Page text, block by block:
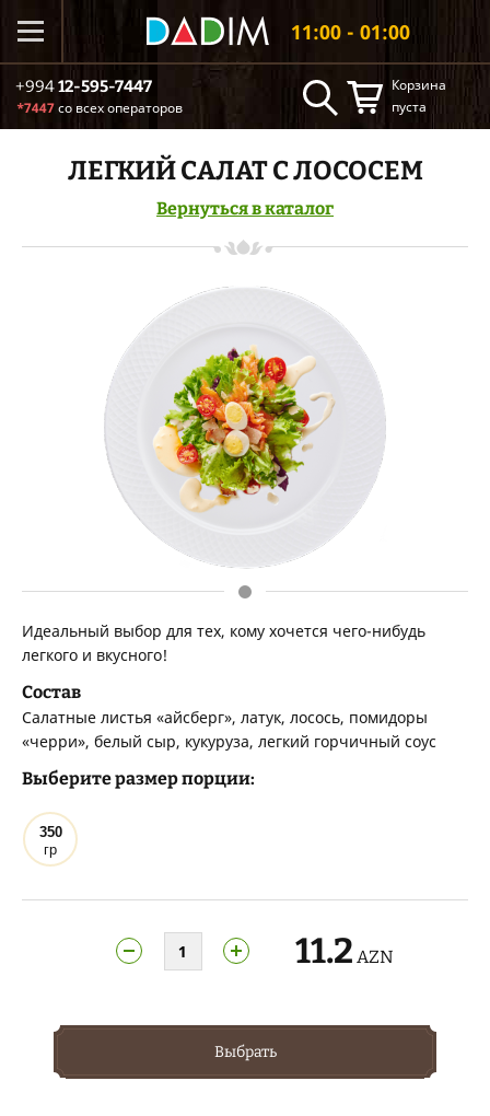
+99412-595-7447
*7447со всех операторов
11:00 - 01:00
Корзина
пуста
ЛЕГКИЙ САЛАТ С ЛОСОСЕМ
Вернуться в каталог
Идеальный выбор для тех, кому хочется чего-нибудь
легкого и вкусного!
Состав
Салатные листья «айсберг», латук, лосось, помидоры
«черри», белый сыр, кукуруза, легкий горчичный соус
Выберите размер порции:
350
гр
11.2 AZN
Выбрать